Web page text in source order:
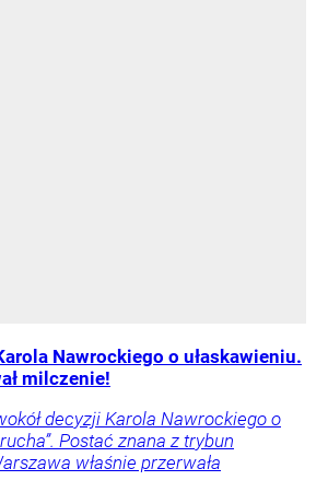
Nawrockiego o ułaskawieniu.
milczenie!
decyzji Karola Nawrockiego o
Postać znana z trybun
właśnie przerwała